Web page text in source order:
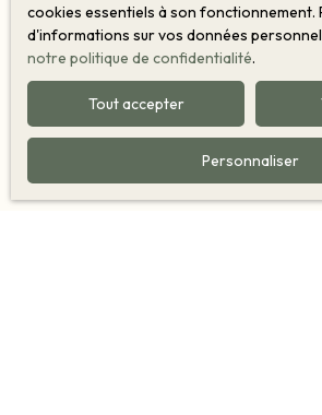
cookies essentiels à son fonctionnement.
d'informations sur vos données
notre politique de confidentialité.
Tout accepter
Personnaliser